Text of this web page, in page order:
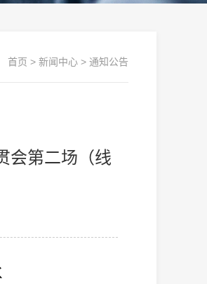
首页 > 新闻中心 > 通知公告
会第二场（线